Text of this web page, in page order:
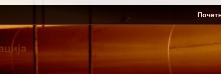
Skip
content